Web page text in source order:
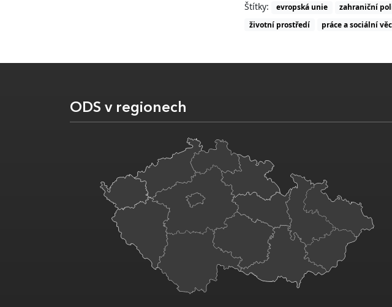
Štítky: evropská unie zahraniční
životní prostředí
práce a sociální
ODS v regionech